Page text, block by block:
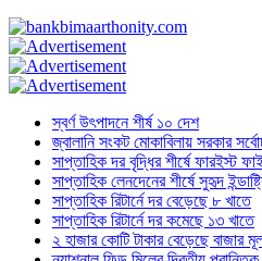
স্বর্ণ উৎপাদনে শীর্ষ ১০ দেশ
জ্বালানি সংকট মোকাবিলায় সরকার
সাপ্তাহিক দর বৃদ্ধির শীর্ষে ফারইস্ট
সাপ্তাহিক লেনদেনের শীর্ষে সুহৃদ
সাপ্তাহিক রিটার্নে দর বেড়েছে ৮ খাতে
সাপ্তাহিক রিটার্নে দর কমেছে ১৩ খাতে
২ হাজার কোটি টাকার বেড়েছে বাজার